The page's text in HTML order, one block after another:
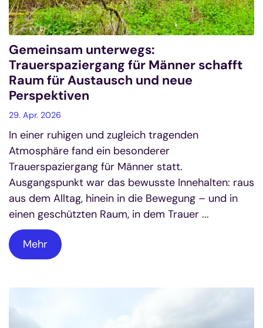
Gemeinsam unterwegs:
Trauerspaziergang für Männer schafft
Raum für Austausch und neue
Perspektiven
29. Apr. 2026
In einer ruhigen und zugleich tragenden
Atmosphäre fand ein besonderer
Trauerspaziergang für Männer statt.
Ausgangspunkt war das bewusste Innehalten: raus
aus dem Alltag, hinein in die Bewegung – und in
einen geschützten Raum, in dem Trauer ...
Mehr